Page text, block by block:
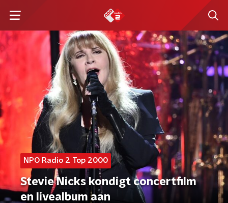
NPO Radio 2 Top 2000
Stevie Nicks kondigt concertfilm
en livealbum aan